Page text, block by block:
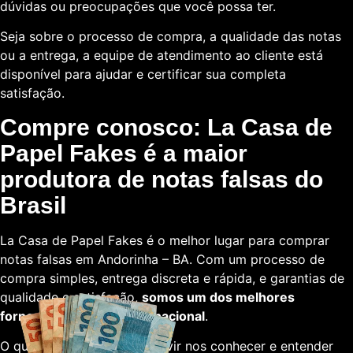
dúvidas ou preocupações que você possa ter.
Seja sobre o processo de compra, a qualidade das notas
ou a entrega, a equipe de atendimento ao cliente está
disponível para ajudar e certificar sua completa
satisfação.
Compre conosco: La Casa de
Papel Fakes é a maior
produtora de notas falsas do
Brasil
La Casa de Papel Fakes é o melhor lugar para comprar
notas falsas em Andorinha – BA. Com um processo de
compra simples, entrega discreta e rápida, e garantias de
qualidade e satisfação, somos um dos melhores
fornecedores em escala nacional.
O que está esperando para vir nos conhecer e entender